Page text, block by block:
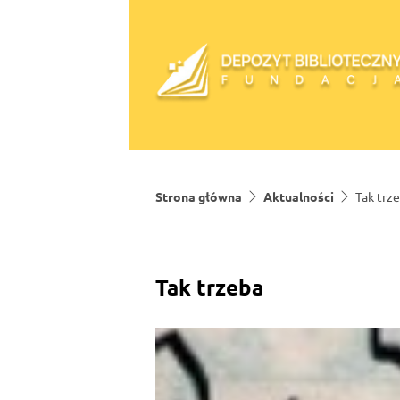
Strona główna Aktualności Tak
Tak trzeba